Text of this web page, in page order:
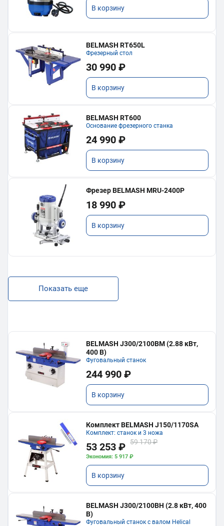
В корзину
BELMASH RT650L
Фрезерный стол
30 990 ₽
В корзину
BELMASH RT600
Основание фрезерного станка
24 990 ₽
В корзину
Фрезер BELMASH MRU-2400P
18 990 ₽
В корзину
Показать еще
BELMASH J300/2100ВМ (2.88 кВт,
400 В)
Фуговальный станок
244 990 ₽
В корзину
Комплект BELMASH J150/1170SA
Комплект: станок и 3 ножа
53 253 ₽ 59 170 ₽
Экономия: 5 917 ₽
В корзину
BELMASH J300/2100ВH (2.8 кВт, 400
В)
Фуговальный станок с валом Helical